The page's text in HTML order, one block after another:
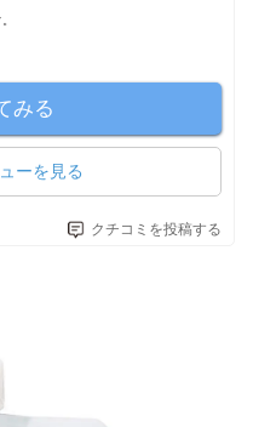
みる
ーを見る
クチコミを投稿する